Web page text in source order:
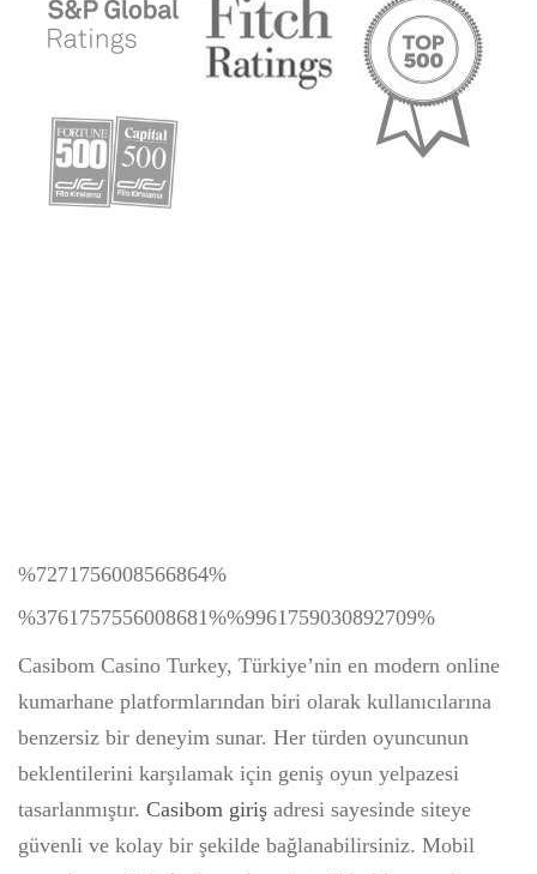
%7271756008566864%
%3761757556008681%%9961759030892709%
Casibom Casino Turkey, Türkiye’nin en modern online
kumarhane platformlarından biri olarak kullanıcılarına
benzersiz bir deneyim sunar. Her türden oyuncunun
beklentilerini karşılamak için geniş oyun yelpazesi
tasarlanmıştır. Casibom giriş adresi sayesinde siteye
güvenli ve kolay bir şekilde bağlanabilirsiniz. Mobil